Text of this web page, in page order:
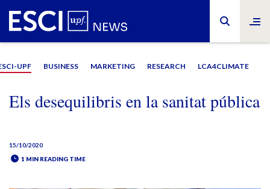
UPF BUSINESS MARKETING RESEARCH LCA4CLIMATE
Els desequilibris en la sanitat pública
15/10/2020
1 MIN READING TIME